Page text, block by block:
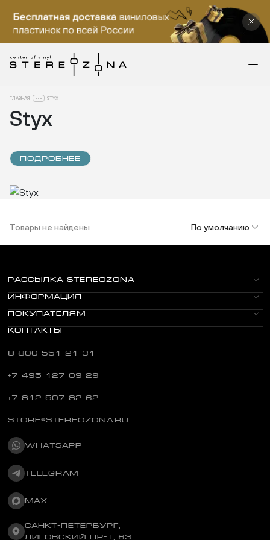
ГЛАВНАЯ STYX
Styx
ПОДРОБНЕЕ
Товары не найдены По умолчанию
РАССЫЛКА STEREOZONA
ИНФОРМАЦИЯ
ПОКУПАТЕЛЯМ
КОНТАКТЫ
8 800 551 21 31
+7 495 127 09 29
+7 812 507 82 62
STORE@STEREOZONA.RU
WHATSAPP
TELEGRAM
MAX
САНКТ-ПЕТЕРБУРГ,
ЛИГОВСКИЙ ПР-Т, 63